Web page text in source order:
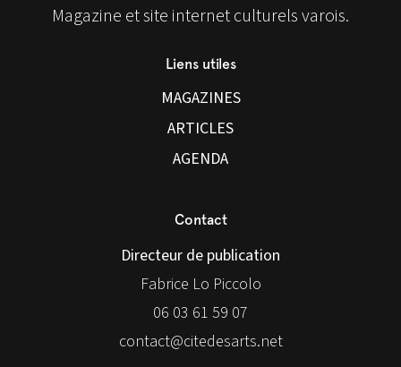
Magazine et site internet culturels varois.
Liens utiles
MAGAZINES
ARTICLES
AGENDA
Contact
Directeur de publication
Fabrice Lo Piccolo
06 03 61 59 07
contact@citedesarts.net